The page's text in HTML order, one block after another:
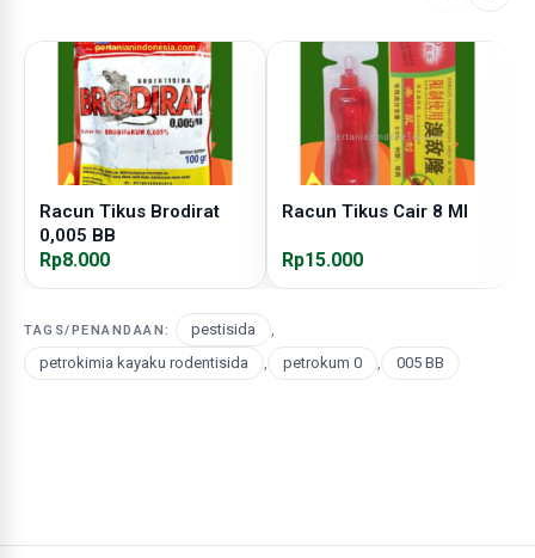
Racun Tikus Brodirat
0,005 BB
Rp8.000
Racun Tikus Cair 8 Ml
Rp15.000
TAGS/PENANDAAN: pestisida
,
petrokimia kayaku rodentisida
, petrokum 0 , 005 BB